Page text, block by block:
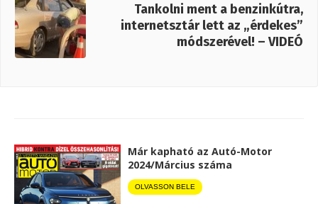
Tankolni ment a benzinkútra,
internetsztár lett az „érdekes”
módszerével! – VIDEÓ
Már kapható az Autó-Motor
2024/Március száma
OLVASSON BELE